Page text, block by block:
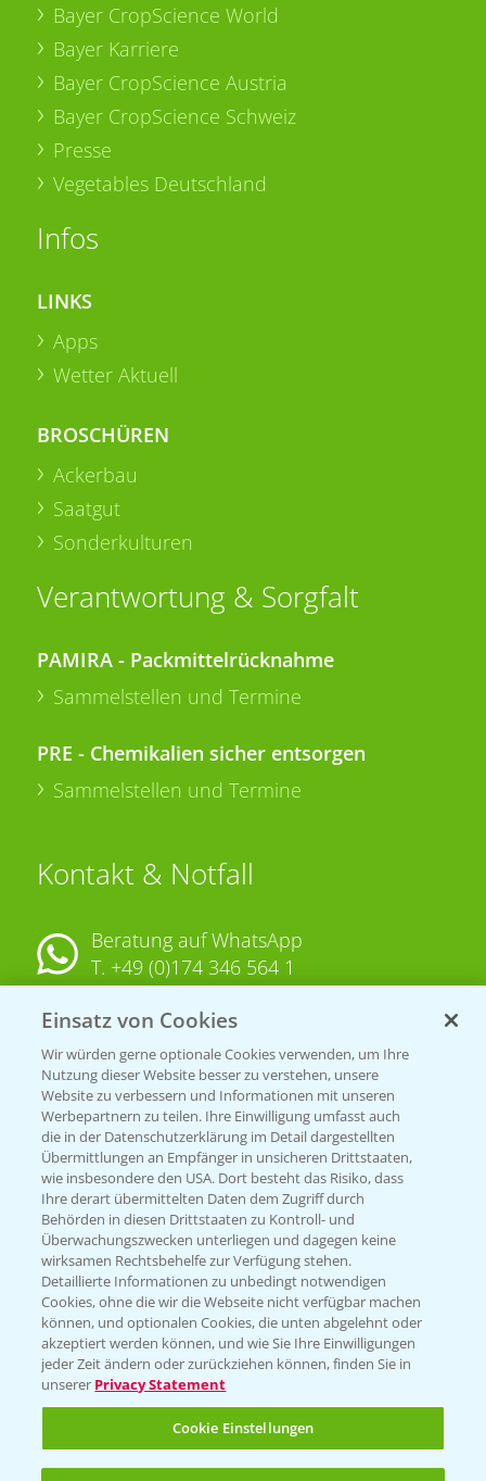
Bayer CropScience World
Bayer Karriere
Bayer CropScience Austria
Bayer CropScience Schweiz
Presse
Vegetables Deutschland
Infos
LINKS
Apps
Wetter Aktuell
BROSCHÜREN
Ackerbau
Saatgut
Sonderkulturen
Verantwortung & Sorgfalt
PAMIRA - Packmittelrücknahme
Sammelstellen und Termine
PRE - Chemikalien sicher entsorgen
Sammelstellen und Termine
Kontakt & Notfall
Beratung auf WhatsApp
T. +49 (0)174 346 564 1
KONTAKT
Hilfe in Notfällen
T.+49 (0)214/30-20220
Folgen Sie uns
Einsatz von Cookies
Wir würden gerne optionale Cookies verwenden, um Ihre
Nutzung dieser Website besser zu verstehen, unsere
Website zu verbessern und Informationen mit unseren
Werbepartnern zu teilen. Ihre Einwilligung umfasst auch
die in der Datenschutzerklärung im Detail dargestellten
Übermittlungen an Empfänger in unsicheren Drittstaaten,
wie insbesondere den USA. Dort besteht das Risiko, dass
Ihre derart übermittelten Daten dem Zugriff durch
Behörden in diesen Drittstaaten zu Kontroll- und
Überwachungszwecken unterliegen und dagegen keine
wirksamen Rechtsbehelfe zur Verfügung stehen.
Detaillierte Informationen zu unbedingt notwendigen
Cookies, ohne die wir die Webseite nicht verfügbar machen
können, und optionalen Cookies, die unten abgelehnt oder
akzeptiert werden können, und wie Sie Ihre Einwilligungen
jeder Zeit ändern oder zurückziehen können, finden Sie in
unserer Privacy Statement
Cookie Einstellungen